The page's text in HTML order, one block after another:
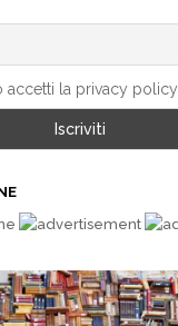
accetti la privacy policy